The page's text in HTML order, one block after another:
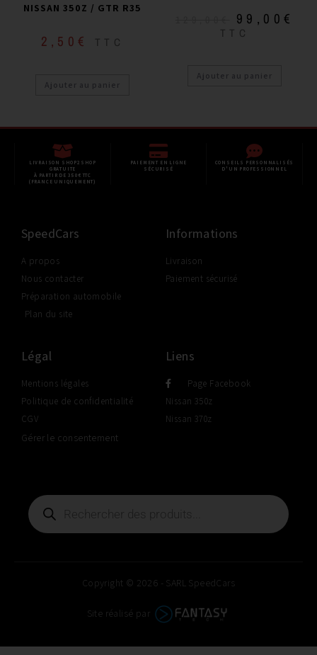
NISSAN 350Z / GTR R35
2,50 € TTC
Ajouter au panier
99,00 €
TTC
Ajouter au panier
LIVRAISON SHOP2SHOP
GRATUITE
À PARTIR DE 350€ TTC
(FRANCE UNIQUEMENT)
PAIEMENT EN LIGNE
SÉCURISÉ
CONSEILS PERSONNALISÉS
D'UN PROFESSIONNEL
SpeedCars
A propos
Nous contacter
Préparation automobile
Plan du site
Informations
Livraison
Paiement sécurisé
Légal
Mentions légales
Politique de confidentialité
CGV
Gérer le consentement
Liens
Page Facebook
Nissan 350z
Nissan 370z
Copyright © 2026 - SARL SpeedCars
Site réalisé par